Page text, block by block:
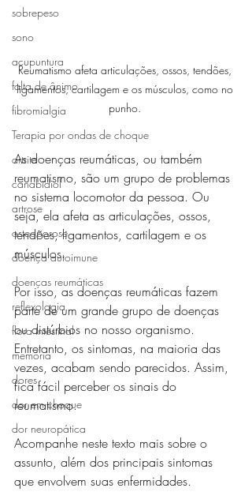
sobrepeso
sono
acupuntura
falta de ânimo
fibromialgia
Terapia por ondas de choque
artrite
canabidiol
artrose
osteoporose
doença autoimune
doenças reumáticas
reflexologia
flora intestinal
memória
dores
dor em choque
dor neuropática
Reumatismo afeta articulações, ossos, tendões,
ligamentos, cartilagem e os músculos, como no
punho.
As doenças reumáticas, ou também
reumatismo, são um grupo de problemas
no sistema locomotor da pessoa. Ou
seja, ela afeta as articulações, ossos,
tendões, ligamentos, cartilagem e os
músculos.
Por isso, as doenças reumáticas fazem
parte de um grande grupo de doenças
ou distúrbios no nosso organismo.
Entretanto, os sintomas, na maioria das
vezes, acabam sendo parecidos. Assim,
fica fácil perceber os sinais do
reumatismo.
Acompanhe neste texto mais sobre o
assunto, além dos principais sintomas
que envolvem suas enfermidades.